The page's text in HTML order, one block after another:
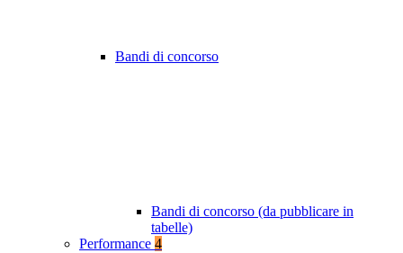
Bandi di concorso
Bandi di concorso (da pubblicare in
tabelle)
Performance 4